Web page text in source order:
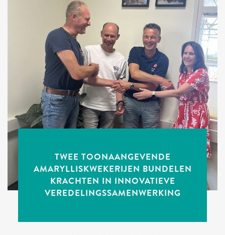
TWEE TOONAANGEVENDE
AMARYLLISKWEKERIJEN BUNDELEN
KRACHTEN IN INNOVATIEVE
VEREDELINGSSAMENWERKING